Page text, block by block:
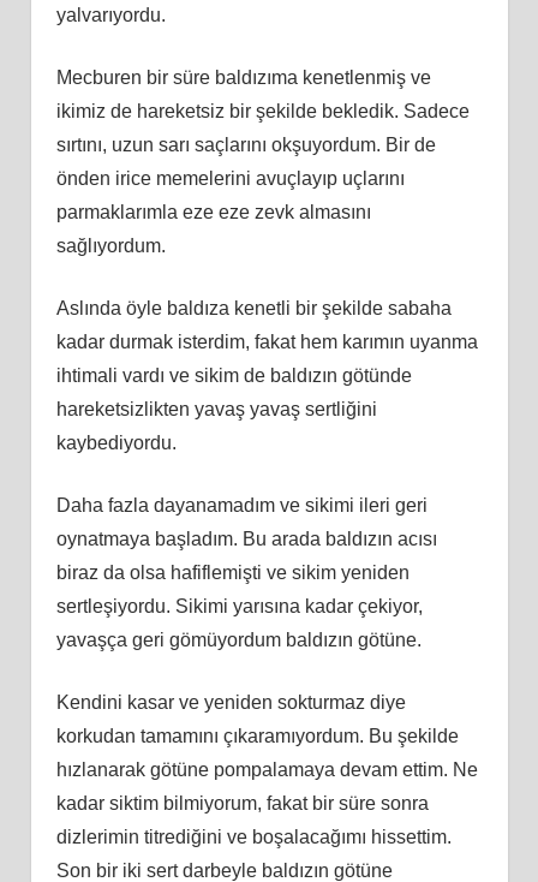
yalvarıyordu.
Mecburen bir süre baldızıma kenetlenmiş ve
ikimiz de hareketsiz bir şekilde bekledik. Sadece
sırtını, uzun sarı saçlarını okşuyordum. Bir de
önden irice memelerini avuçlayıp uçlarını
parmaklarımla eze eze zevk almasını
sağlıyordum.
Aslında öyle baldıza kenetli bir şekilde sabaha
kadar durmak isterdim, fakat hem karımın uyanma
ihtimali vardı ve sikim de baldızın götünde
hareketsizlikten yavaş yavaş sertliğini
kaybediyordu.
Daha fazla dayanamadım ve sikimi ileri geri
oynatmaya başladım. Bu arada baldızın acısı
biraz da olsa hafiflemişti ve sikim yeniden
sertleşiyordu. Sikimi yarısına kadar çekiyor,
yavaşça geri gömüyordum baldızın götüne.
Kendini kasar ve yeniden sokturmaz diye
korkudan tamamını çıkaramıyordum. Bu şekilde
hızlanarak götüne pompalamaya devam ettim. Ne
kadar siktim bilmiyorum, fakat bir süre sonra
dizlerimin titrediğini ve boşalacağımı hissettim.
Son bir iki sert darbeyle baldızın götüne